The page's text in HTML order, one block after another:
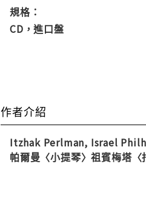
規格：
CD，進口盤
作者介紹
Itzhak Perlman, Israel
帕爾曼〈小提琴〉祖賓梅塔